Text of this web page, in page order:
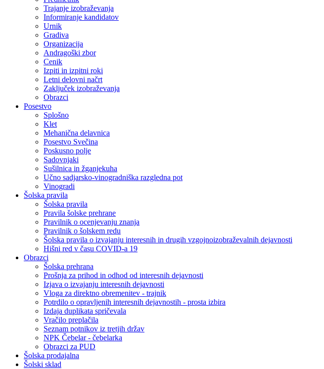
Trajanje izobraževanja
Informiranje kandidatov
Urnik
Gradiva
Organizacija
Andragoški zbor
Cenik
Izpiti in izpitni roki
Letni delovni načrt
Zaključek izobraževanja
Obrazci
Posestvo
Splošno
Klet
Mehanična delavnica
Posestvo Svečina
Poskusno polje
Sadovnjaki
Sušilnica in žganjekuha
Učno sadjarsko-vinogradniška razgledna pot
Vinogradi
Šolska pravila
Šolska pravila
Pravila šolske prehrane
Pravilnik o ocenjevanju znanja
Pravilnik o šolskem redu
Šolska pravila o izvajanju interesnih in drugih vzgojnoizobraževalnih dejavnosti
Hišni red v času COVID-a 19
Obrazci
Šolska prehrana
Prošnja za prihod in odhod od interesnih dejavnosti
Izjava o izvajanju interesnih dejavnosti
Vloga za direktno obremenitev - trajnik
Potrdilo o opravljenih interesnih dejavnostih - prosta izbira
Izdaja duplikata spričevala
Vračilo preplačila
Seznam potnikov iz tretjih držav
NPK Čebelar - čebelarka
Obrazci za PUD
Šolska prodajalna
Šolski sklad